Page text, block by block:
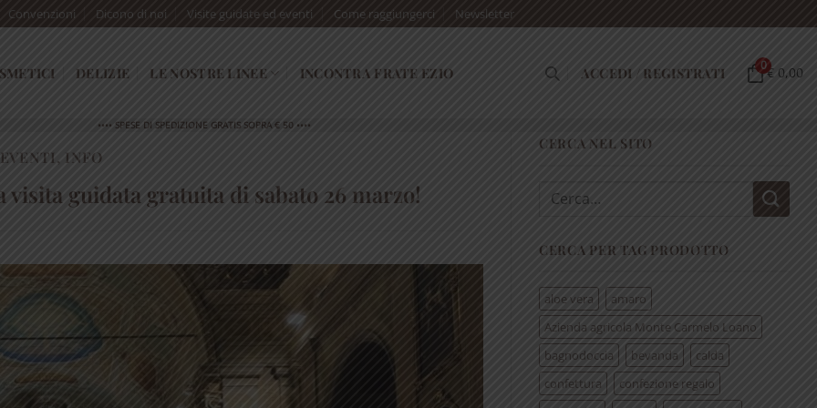
Convenzioni Dicono di noi Visite guidate ed eventi Come raggiungerci Newsletter
DELIZIE LE NOSTRE LINEE INCONTRA FRATE EZIO ACCEDI / REGISTRATI 0€ 0,00
•••• SPESE DI SPEDIZIONE GRATIS SOPRA € 50 ••••
EVENTI, INFO
guidata gratuita di sabato 26 marzo!
CERCA NEL SITO
Cerca:
CERCA PER TAG PRODOTTO
aloe vera
amaro
Azienda agricola Monte Carmelo Loano
bagnodoccia
bevanda
calda
confettura
confezione regalo